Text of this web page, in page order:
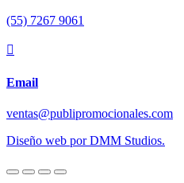
(55) 7267 9061

Email
ventas@publipromocionales.com
Diseño web por DMM Studios.